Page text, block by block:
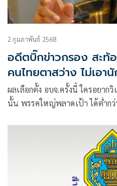
2 กุมภาพันธ์ 2568
อดีตบิ๊กข่าวกรอง สะท้
คนไทยตาสว่าง ไม่เอา
ผลเลือกตั้ง อบจ.ครั้งนี้ ใครอยาก
นั้น พรรคใหญ่พลาดเป้า ได้ต่ำกว่